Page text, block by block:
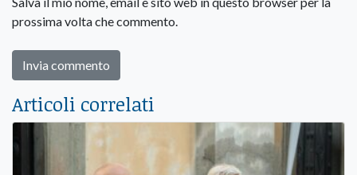
prossima volta che commento.
Articoli correlati